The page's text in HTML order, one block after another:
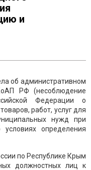
и
об административном
РФ (несоблюдение
Федерации о
работ, услуг для
нужд при
определения
по Республике Крым
должностных лиц к